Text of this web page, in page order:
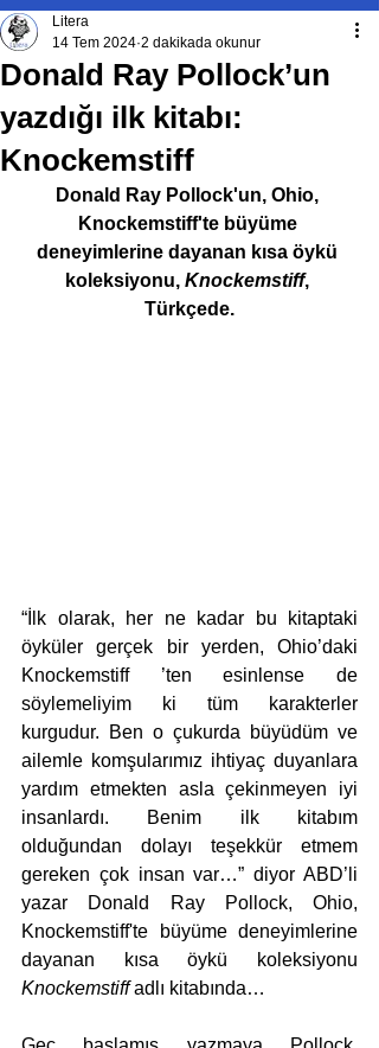
Donald Ray Pollock’un
yazdığı ilk kitabı:
Knockemstiff
Litera
14 Tem 2024 2 dakikada okunur
Donald Ray Pollock'un, Ohio,
Knockemstiff'te büyüme
deneyimlerine dayanan kısa öykü
koleksiyonu, Knockemstiff,
Türkçede.
“İlk olarak, her ne kadar bu kitaptaki
öyküler gerçek bir yerden, Ohio’daki
Knockemstiff ’ten esinlense de
söylemeliyim ki tüm karakterler
kurgudur. Ben o çukurda büyüdüm ve
ailemle komşularımız ihtiyaç duyanlara
yardım etmekten asla çekinmeyen iyi
insanlardı. Benim ilk kitabım
olduğundan dolayı teşekkür etmem
gereken çok insan var…” diyor ABD’li
yazar Donald Ray Pollock, Ohio,
Knockemstiff'te büyüme deneyimlerine
Knockemstiff adlı kitabında…